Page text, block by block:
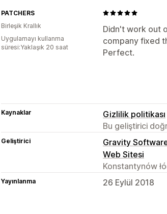
Didn't work out
company fixed
Perfect.
PATCHERS
Birleşik Krallık
Uygulamayı kullanma
süresi:Yaklaşık 20 saat
Kaynaklar
Gizlilik politikası
Bu geliştirici
Geliştirici
Gravity
Web Sitesi
Konstantynów
Yayınlanma 26 Eylül 2018